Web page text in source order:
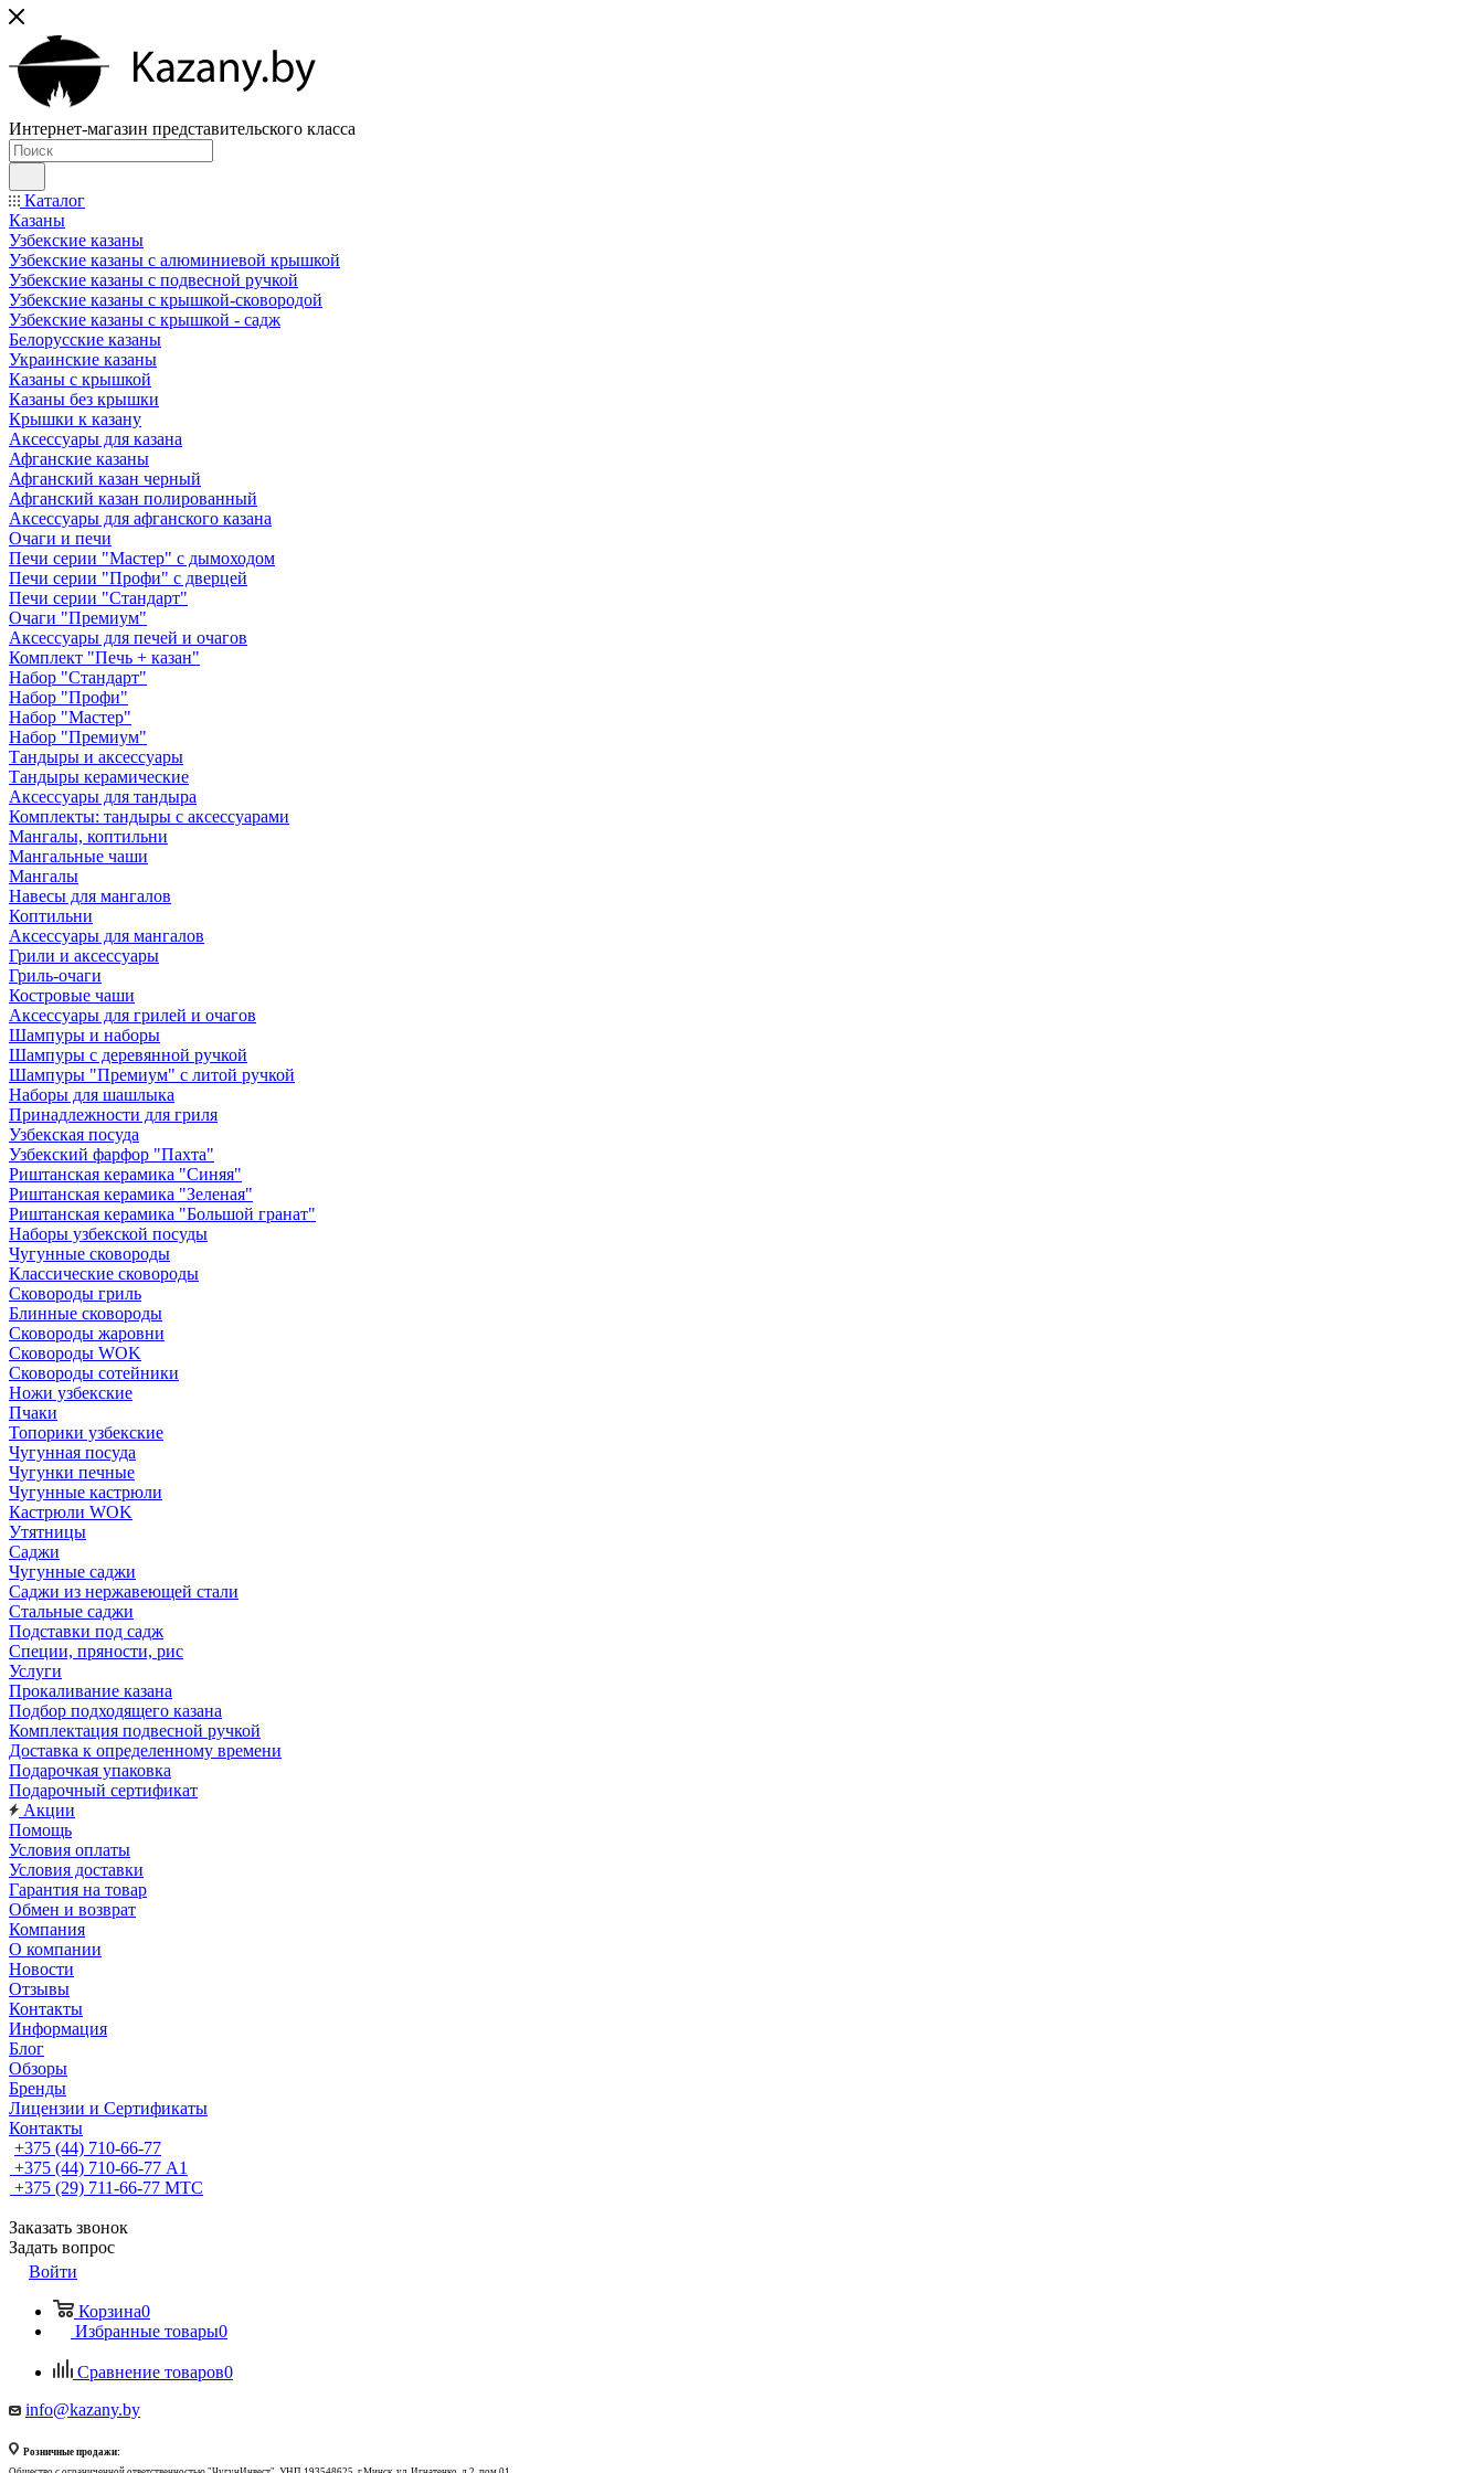
Интернет-магазин представительского класса
Каталог
Казаны
Узбекские казаны
Узбекские казаны с алюминиевой крышкой
Узбекские казаны с подвесной ручкой
Узбекские казаны с крышкой-сковородой
Узбекские казаны с крышкой - садж
Белорусские казаны
Украинские казаны
Казаны с крышкой
Казаны без крышки
Крышки к казану
Аксессуары для казана
Афганские казаны
Афганский казан черный
Афганский казан полированный
Аксессуары для афганского казана
Очаги и печи
Печи серии "Мастер" с дымоходом
Печи серии "Профи" с дверцей
Печи серии "Стандарт"
Очаги "Премиум"
Аксессуары для печей и очагов
Комплект "Печь + казан"
Набор "Стандарт"
Набор "Профи"
Набор "Мастер"
Набор "Премиум"
Тандыры и аксессуары
Тандыры керамические
Аксессуары для тандыра
Комплекты: тандыры с аксессуарами
Мангалы, коптильни
Мангальные чаши
Мангалы
Навесы для мангалов
Коптильни
Аксессуары для мангалов
Грили и аксессуары
Гриль-очаги
Костровые чаши
Аксессуары для грилей и очагов
Шампуры и наборы
Шампуры с деревянной ручкой
Шампуры "Премиум" с литой ручкой
Наборы для шашлыка
Принадлежности для гриля
Узбекская посуда
Узбекский фарфор "Пахта"
Риштанская керамика "Синяя"
Риштанская керамика "Зеленая"
Риштанская керамика "Большой гранат"
Наборы узбекской посуды
Чугунные сковороды
Классические сковороды
Сковороды гриль
Блинные сковороды
Сковороды жаровни
Сковороды WOK
Сковороды сотейники
Ножи узбекские
Пчаки
Топорики узбекские
Чугунная посуда
Чугунки печные
Чугунные кастрюли
Кастрюли WOK
Утятницы
Саджи
Чугунные саджи
Саджи из нержавеющей стали
Стальные саджи
Подставки под садж
Специи, пряности, рис
Услуги
Прокаливание казана
Подбор подходящего казана
Комплектация подвесной ручкой
Доставка к определенному времени
Подарочкая упаковка
Подарочный сертификат
Акции
Помощь
Условия оплаты
Условия доставки
Гарантия на товар
Обмен и возврат
Компания
О компании
Новости
Отзывы
Контакты
Информация
Блог
Обзоры
Бренды
Лицензии и Сертификаты
Контакты
+375 (44) 710-66-77
+375 (44) 710-66-77 А1
+375 (29) 711-66-77 МТС
Заказать звонок
Задать вопрос
Войти
Корзина0
Избранные товары0
Сравнение товаров0
info@kazany.by
Розничные продажи: